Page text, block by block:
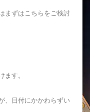
まずはこちらをご検討
ます。
、日付にかかわらずい